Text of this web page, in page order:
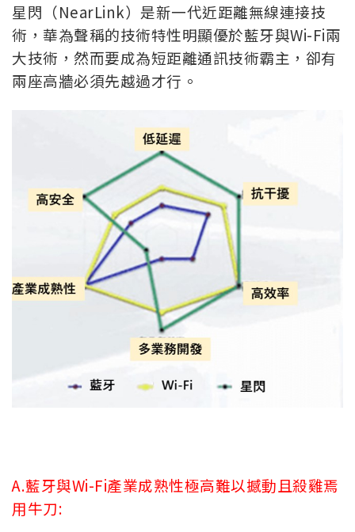
星閃（NearLink）是新一代近距離無線連接技
術，華為聲稱的技術特性明顯優於藍牙與Wi-Fi兩
大技術，然而要成為短距離通訊技術霸主，卻有
兩座高牆必須先越過才行。
A.藍牙與Wi-Fi產業成熟性極高難以撼動且殺雞焉
用牛刀: